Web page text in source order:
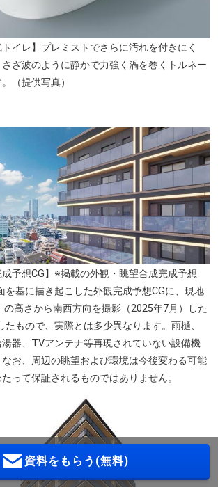
トイレ】プレミストでさらに汚れを付きにく
ざ波のように静かで力強く渦を巻くトルネー
（提供写真）
成予想CG】※掲載の外観・眺望合成完成予想
を基に描き起こした外観完成予想CGに、現地
高さから南西方向を撮影（2025年7月）した
たもので、実際とは多少異なります。雨樋、
器、TVアンテナ等再現されていない設備機
お、周辺の眺望および環境は今後変わる可能
って保証されるものではありません。
資料をもらう(無料)